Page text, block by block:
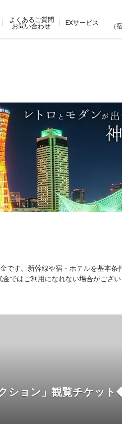
よくあるご質問
お問い合わせ
EXサービス
（
す。新幹線や宿・ホテルを基本
ではご利用になれない場合がござ
ション」観覧チケッ